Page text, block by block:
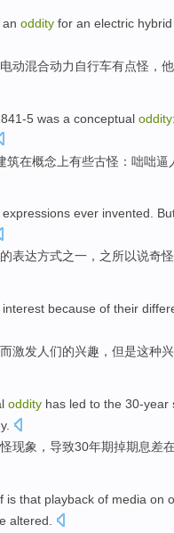
an oddity for an electric hybrid
电动混合动力 自行车有点怪 ， 他
-5 was a conceptual oddity:
筑在概念上有些古怪 ： 咄咄逼
expressions ever invented.
表达方式之一， 之所以说奇
interest because of their
而激发人们的兴趣 ， 但是这种
oddity has led to the 30-year
现象， 导致30年期掉期息差
is that playback of media on
altered